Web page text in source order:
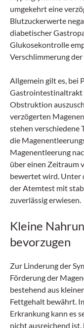
umgekehrt eine
Blutzuckerwerte
dia­betischer
Glukosekon­trolle
Verschlimmerung
Allgemein gilt es, bei
Gastrointestinaltrakt
Obstruktion
verzögerten
stehen verschiedene
die
Magenentleerung
über einen Zeitraum
bewertet wird. Unter
der Atemtest mit
zuverlässig erwiesen.
Kleine
bevorzugen
Zur Linderung der
Förderung der
bestehend aus
Fettgehalt bewährt.
Erkrankung kann es
nicht ausreichend